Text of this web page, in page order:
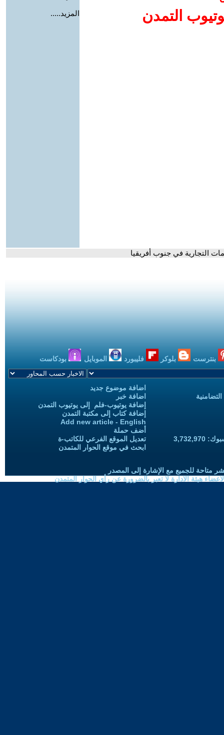
التمدن
المزيد.....
التجارية في جنوب أفريقيا
بنترست بلوكر فليبورد الموبايل بودكاست
اضافة موضوع جديد
اضافة خبر
إضافة يوتيوب-فلم إلى يوتيوب التمدن
إضافة كتاب إلى مكتبة التمدن
Add new article - English
أضف حملة
تعديل الموقع الفرعي للكاتب-ة
ابحث في موقع الحوار المتمدن
متاحة للجميع مع الإشارة إلى المصدر
هيئة الادارة لا تعبر بالضرورة عن رأي الحوار المتمدن